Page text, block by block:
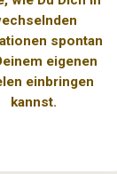
spontan
eigenen
einbringen
kannst.